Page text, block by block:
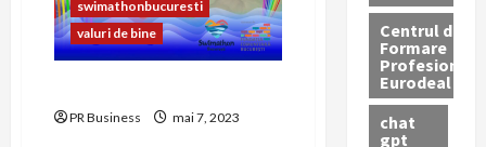
swimathonbucuresti
valuri de bine
PR Business mai 7, 2023
Centrul de
Formare
Profesionala
Eurodeal
chat
gpt